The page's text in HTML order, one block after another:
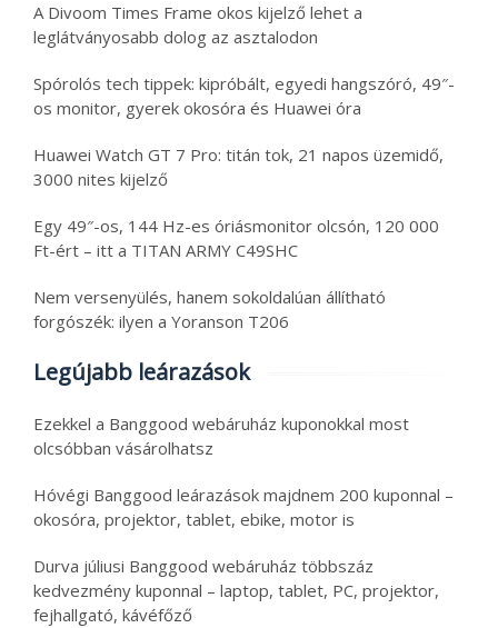
A Divoom Times Frame okos kijelző lehet a
leglátványosabb dolog az asztalodon
Spórolós tech tippek: kipróbált, egyedi hangszóró, 49″-
os monitor, gyerek okosóra és Huawei óra
Huawei Watch GT 7 Pro: titán tok, 21 napos üzemidő,
3000 nites kijelző
Egy 49″-os, 144 Hz-es óriásmonitor olcsón, 120 000
Ft-ért – itt a TITAN ARMY C49SHC
Nem versenyülés, hanem sokoldalúan állítható
forgószék: ilyen a Yoranson T206
Legújabb leárazások
Ezekkel a Banggood webáruház kuponokkal most
olcsóbban vásárolhatsz
Hóvégi Banggood leárazások majdnem 200 kuponnal –
okosóra, projektor, tablet, ebike, motor is
Durva júliusi Banggood webáruház többszáz
kedvezmény kuponnal – laptop, tablet, PC, projektor,
fejhallgató, kávéfőző